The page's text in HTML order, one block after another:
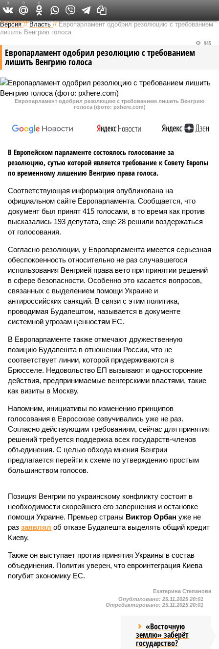
Федеральный выпуск
Версия //Власть //Европарламент одобрил резолюцию с требованием
лишить Венгрию голоса
Европарламент одобрил резолюцию с требованием
лишить Венгрию голоса
945
Европарламент одобрил резолюцию с требованием лишить Венгрию
голоса (фото: pxhere.com)
В Европейском парламенте состоялось голосование за
резолюцию, сутью которой является требование к Совету Европы
по временному лишению Венгрию права голоса.
Соответствующая информация опубликована на
официальном сайте Европарламента. Сообщается, что
документ был принят 415 голосами, в то время как против
высказались 193 депутата, еще 28 решили воздержаться
от голосования.
Согласно резолюции, у Европарламента имеется серьезная
обеспокоенность относительно не раз случавшегося
использования Венгрией права вето при принятии решений
в сфере безопасности. Особенно это касается вопросов,
связанных с выделением помощи Украине и
антироссийских санкций. В связи с этим политика,
проводимая Будапештом, называется в документе
системной угрозам ценностям ЕС.
В Европарламенте также отмечают дружественную
позицию Будапешта в отношении России, что не
соответствует линии, которой придерживаются в
Брюсселе. Недовольство ЕП вызывают и односторонние
действия, предпринимаемые венгерскими властями, такие
как визиты в Москву.
Напомним, инициативы по изменению принципов
голосования в Евросоюзе озвучивались уже не раз.
Согласно действующим требованиям, сейчас для принятия
решений требуется поддержка всех государств-членов
объединения. С целью обхода мнения Венгрии
предлагается перейти к схеме по утверждению простым
большинством голосов.
Позиция Венгрии по украинскому конфликту состоит в
необходимости скорейшего его завершения и остановке
помощи Украине. Премьер страны Виктор Орбан уже не
раз заявлял об отказе Будапешта выделять общий кредит
Киеву.
Также он выступает против принятия Украины в состав
объединения. Политик уверен, что евроинтеграция Киева
погубит экономику ЕС.
0 0 0
Екатерина Степанова
Опубликовано: 25.11.2025 20:01
Отредактировано: 25.11.2025 20:01
«Восточную
землю» заберёт
государство?